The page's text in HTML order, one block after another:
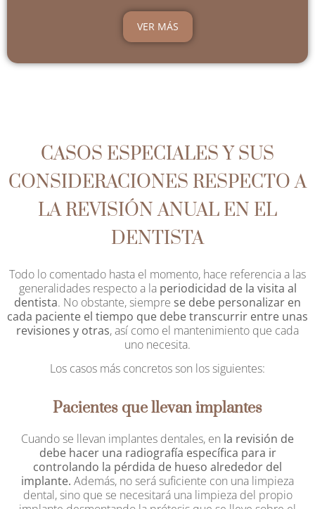
VER MÁS
CASOS ESPECIALES Y SUS
CONSIDERACIONES RESPECTO A
LA REVISIÓN ANUAL EN EL
DENTISTA
Todo lo comentado hasta el momento, hace referencia a las
generalidades respecto a la periodicidad de la visita al
dentista. No obstante, siempre se debe personalizar en
cada paciente el tiempo que debe transcurrir entre unas
revisiones y otras, así como el mantenimiento que cada
uno necesita.
Los casos más concretos son los siguientes:
Pacientes que llevan implantes
Cuando se llevan implantes dentales, en la revisión de
debe hacer una radiografía específica para ir
controlando la pérdida de hueso alrededor del
implante. Además, no será suficiente con una limpieza
dental, sino que se necesitará una limpieza del propio